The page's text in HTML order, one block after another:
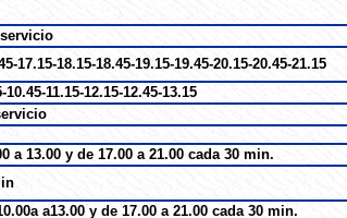
17.15-18.15-18.45-19.15-19.45-20.15-20.45-21.15
11.15-12.15-12.45-13.15
a 13.00 y de 17.00 a 21.00 cada 30 min.
a13.00 y de 17.00 a 21.00 cada 30 min.